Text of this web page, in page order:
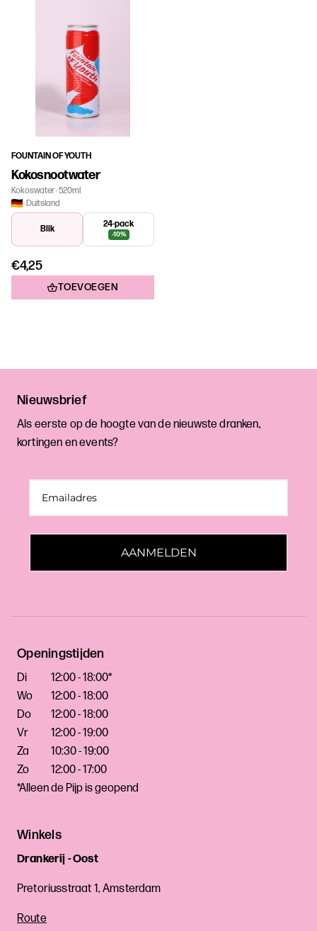
FOUNTAIN OF YOUTH
Kokosnootwater
Kokoswater 520ml
Duitsland
Blik 24-pack
-10%
€4,25
TOEVOEGEN
Nieuwsbrief
Als eerste op de hoogte van de nieuwste dranken,
kortingen en events?
AANMELDEN
Openingstijden
Di
12:00 - 18:00*
Wo
12:00 - 18:00
Do
12:00 - 18:00
Vr
12:00 - 19:00
Za
10:30 - 19:00
Zo
12:00 - 17:00
*Alleen de Pijp is geopend
Winkels
Drankerij - Oost
Pretoriusstraat 1, Amsterdam
Route